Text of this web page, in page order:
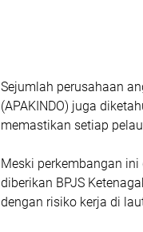
Sejumlah perusahaan
(APAKINDO) juga
memastikan setiap
Meski perkembangan
diberikan BPJS
dengan risiko kerja di